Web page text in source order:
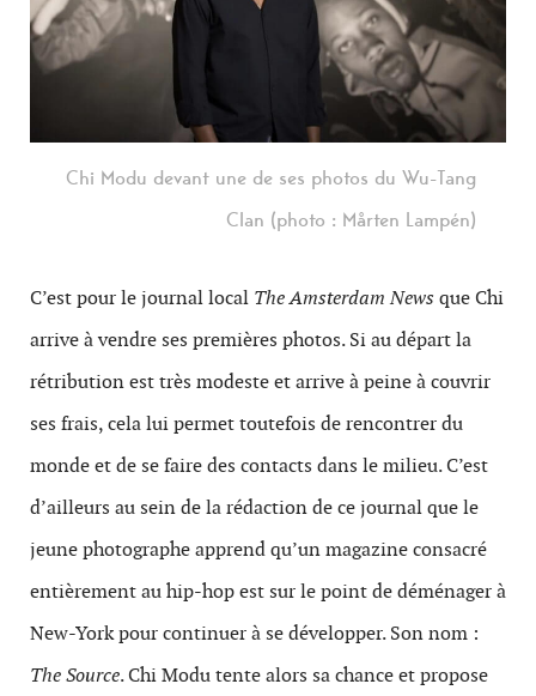
Chi Modu devant une de ses photos du Wu-Tang
Clan (photo : Mårten Lampén)
C’est pour le journal local The Amsterdam News que Chi
arrive à vendre ses premières photos. Si au départ la
rétribution est très modeste et arrive à peine à couvrir
ses frais, cela lui permet toutefois de rencontrer du
monde et de se faire des contacts dans le milieu. C’est
d’ailleurs au sein de la rédaction de ce journal que le
jeune photographe apprend qu’un magazine consacré
entièrement au hip-hop est sur le point de déménager à
New-York pour continuer à se développer. Son nom :
The Source. Chi Modu tente alors sa chance et propose